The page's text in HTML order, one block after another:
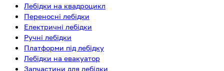
Лебідки на квадроцикл
Переносні лебідки
Електричні лебідки
Ручні лебідки
Платформи під лебідку
Лебідки на евакуатор
Запчастини для лебідки